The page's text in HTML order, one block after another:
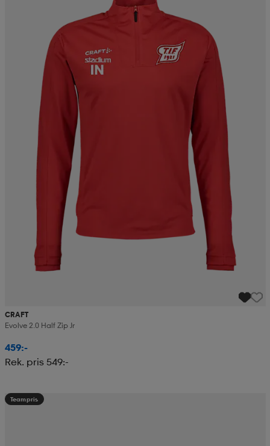
CRAFT
Evolve 2.0 Half Zip Jr
459:-
Rek. pris 549:-
Teampris